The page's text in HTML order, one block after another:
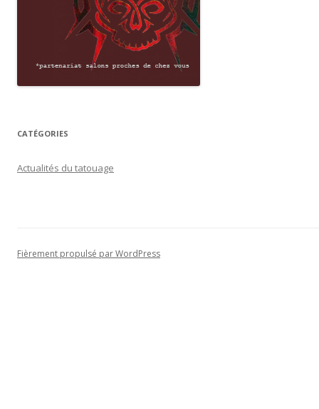
CATÉGORIES
Actualités du tatouage
Fièrement propulsé par WordPress